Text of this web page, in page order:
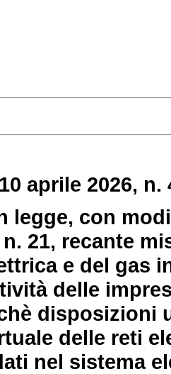
aprile 2026, n.
legge, con
21, recante
e del gas
delle
disposizioni
delle reti
nel sistema